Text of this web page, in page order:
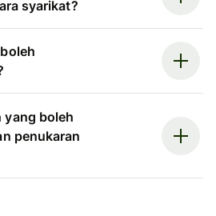
syarikat?
yang boleh
penukaran